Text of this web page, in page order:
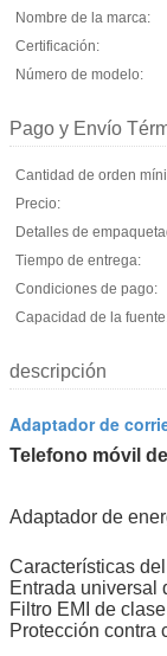
Nombre de la marca:
Certificación:
Número de modelo:
Pago y Envío
Cantidad de orden
Precio:
Detalles de
Tiempo de entrega:
Condiciones de pago:
Capacidad de la
descripción
Adaptador de
Telefono móvil
Adaptador de
Características
Entrada universal
Filtro EMI de
Protección contra